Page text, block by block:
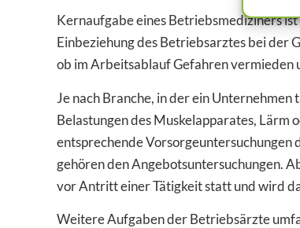
Kernaufgabe eines Betriebsmediziners
Einbeziehung des Betriebsarztes bei der
ob im Arbeitsablauf Gefahren vermieden
Je nach Branche, in der ein
Belastungen des Muskelapparates, Lärm
entsprechende Vorsorgeuntersuchungen
gehören den Angebotsuntersuchungen.
vor Antritt einer Tätigkeit statt und wird
Weitere Aufgaben der Betriebsärzte